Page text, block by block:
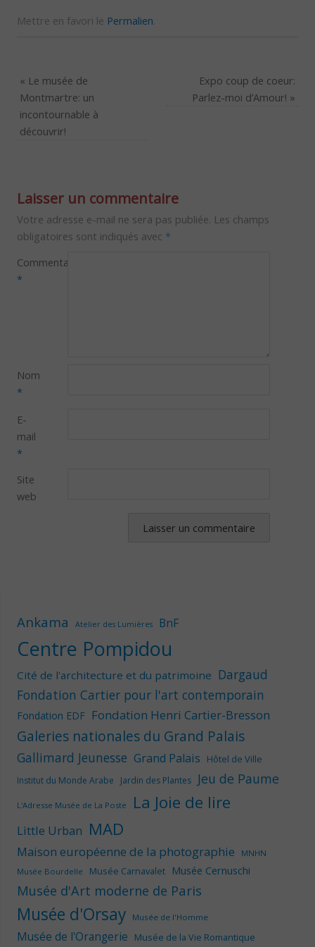
Mettre en favori le Permalien.
« Le musée de
Montmartre: un
incontournable à
découvrir!
Expo coup de coeur:
Parlez-moi d’Amour! »
Laisser un commentaire
Votre adresse e-mail ne sera pas publiée. Les champs
obligatoires sont indiqués avec *
Commentaire
*
Nom
*
E-
mail
*
Site
web
Ankama Atelier des Lumières BnF
Centre Pompidou
Cité de l'architecture et du patrimoine Dargaud
Fondation Cartier pour l'art contemporain
Fondation EDF Fondation Henri Cartier-Bresson
Galeries nationales du Grand Palais
Gallimard Jeunesse Grand Palais Hôtel de Ville
Institut du Monde Arabe Jardin des Plantes Jeu de Paume
L'Adresse Musée de La Poste La Joie de lire
Little Urban MAD
Maison européenne de la photographie
MNHN
Musée Bourdelle
Musée Carnavalet Musée Cernuschi
Musée d'Art moderne de Paris
Musée d'Orsay Musée de l'Homme
Musée de l'Orangerie Musée de la Vie Romantique